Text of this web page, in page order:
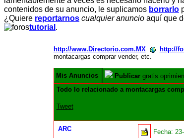
contenidos de su anuncio, le suplicamos borrarlo
¿Quiere reportarnos cualquier anuncio aquí que
tutorial .
http://www.Directorio.com.MX http://
montacargas comprar vender, etc.
Mis Anuncios Publicargratis
Todo lo relacionado a montacargas
Tweet
ARC Fecha: